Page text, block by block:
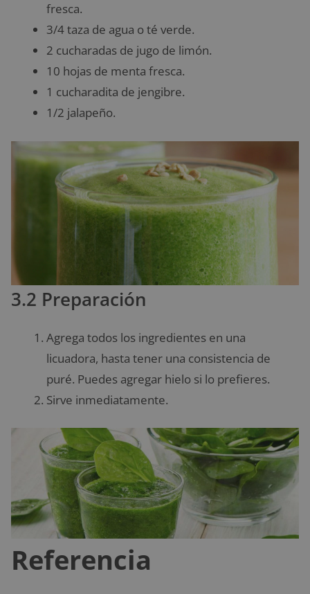
fresca.
3/4 taza de agua o té verde.
2 cucharadas de jugo de limón.
10 hojas de menta fresca.
1 cucharadita de jengibre.
1/2 jalapeño.
3.2 Preparación
Agrega todos los ingredientes en una
licuadora, hasta tener una consistencia de
puré. Puedes agregar hielo si lo prefieres.
Sirve inmediatamente.
Referencia